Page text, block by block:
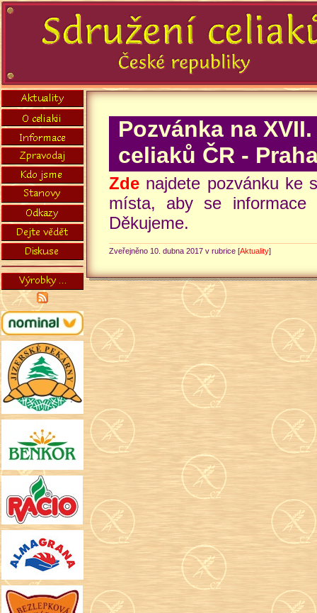
Pozvánka na
celiaků ČR -
Zde najdete pozvánku ke
místa, aby se
Děkujeme.
Zveřejněno 10. dubna 2017 v rubrice [Aktuality]